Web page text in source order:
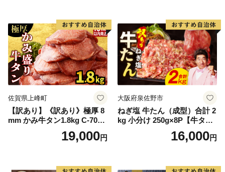
厚切り タン
佐賀県上峰町
【訳あり】《訳あり》極厚 8
mm かみ牛タン1.8kg C-709-
19,000円
大阪府泉佐野市
ねぎ塩 牛たん（成型）合計 2
kg 小分け 250g×8P【牛タン
牛肉 焼肉用 薄切り 訳あり サ
16,000円